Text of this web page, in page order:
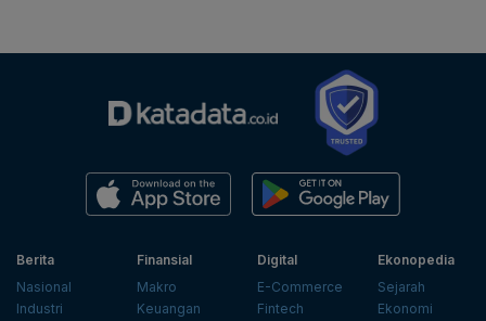
Berita
Nasional
Industri
Finansial
Makro
Keuangan
Digital
E-Commerce
Fintech
Ekonopedia
Sejarah
Ekonomi